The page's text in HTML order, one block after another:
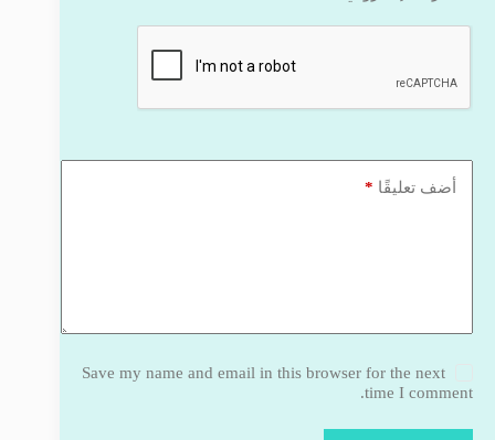
أضف تعليقًا *
Save my name and email in this browser for the next
time I comment.